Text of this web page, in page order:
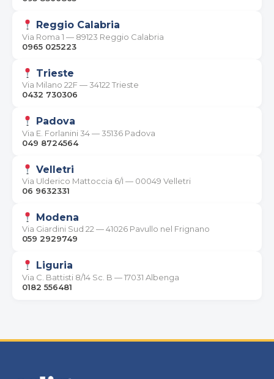
Reggio Calabria
Via Roma 1 — 89123 Reggio Calabria
0965 025223
Trieste
Via Milano 22F — 34122 Trieste
0432 730306
Padova
Via E. Forlanini 34 — 35136 Padova
049 8724564
Velletri
Via Ulderico Mattoccia 6/I — 00049 Velletri
06 9632331
Modena
Via Giardini Sud 22 — 41026 Pavullo nel Frignano
059 2929749
Liguria
Via C. Battisti 8/14 Sc. B — 17031 Albenga
0182 556481